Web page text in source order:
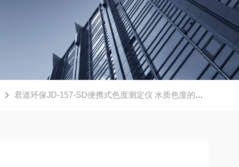
君道环保JD-157-SD便携式色度测定仪 水质色度的测定铂钴比色法